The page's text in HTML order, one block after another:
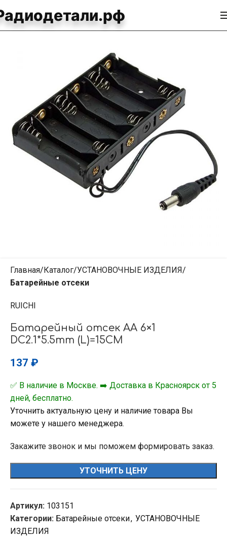
Главная Каталог УСТАНОВОЧНЫЕ ИЗДЕЛИЯ
Батарейные отсеки
RUICHI
Батарейный отсек AA 6×1
DC2.1*5.5mm (L)=15CM
137 ₽
✅ В наличие в Москве. ➡️ Доставка в Красноярск от 5
дней, бесплатно.
Уточнить актуальную цену и наличие товара Вы
можете у нашего менеджера.
Закажите звонок и мы поможем формировать заказ.
УТОЧНИТЬ ЦЕНУ
Артикул: 103151
Категории: Батарейные отсеки, УСТАНОВОЧНЫЕ
ИЗДЕЛИЯ